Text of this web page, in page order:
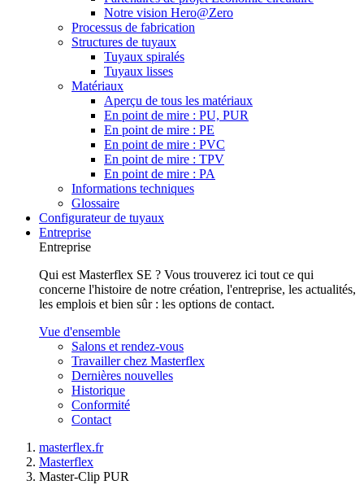
Notre vision Hero@Zero
Processus de fabrication
Structures de tuyaux
Tuyaux spiralés
Tuyaux lisses
Matériaux
Aperçu de tous les matériaux
En point de mire : PU, PUR
En point de mire : PE
En point de mire : PVC
En point de mire : TPV
En point de mire : PA
Informations techniques
Glossaire
Configurateur de tuyaux
Entreprise
Entreprise
Qui est Masterflex SE ? Vous trouverez ici tout ce qui
concerne l'histoire de notre création, l'entreprise, les actualités,
les emplois et bien sûr : les options de contact.
Vue d'ensemble
Salons et rendez-vous
Travailler chez Masterflex
Dernières nouvelles
Historique
Conformité
Contact
masterflex.fr
Masterflex
Master-Clip PUR